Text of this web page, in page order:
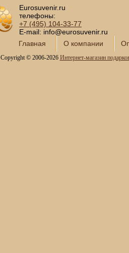
Eurosuvenir.ru
телефоны:
+7 (495) 104-33-77
E-mail: info@eurosuvenir.ru
Главная
О компании
Copyright © 2006-2026 Интернет-магазин